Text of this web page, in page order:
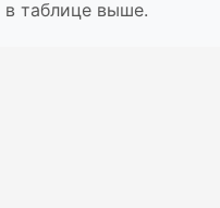
таблице выше.